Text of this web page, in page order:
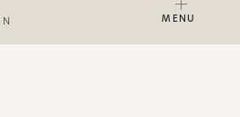
MENU